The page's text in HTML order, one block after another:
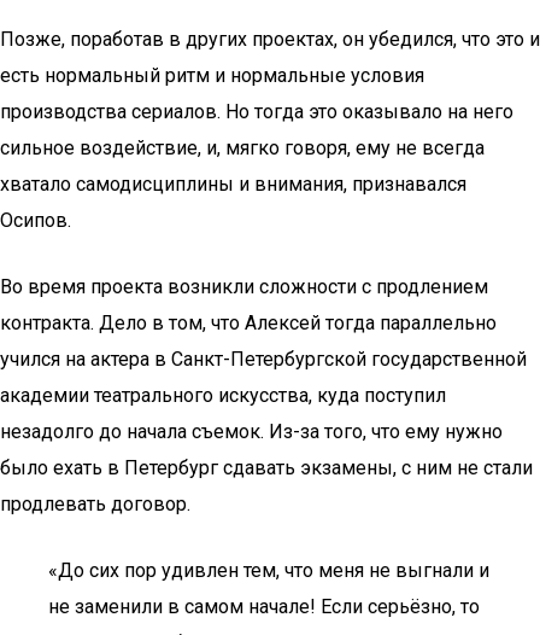
Позже, поработав в других проектах, он убедился, что это и
есть нормальный ритм и нормальные условия
производства сериалов. Но тогда это оказывало на него
сильное воздействие, и, мягко говоря, ему не всегда
хватало самодисциплины и внимания, признавался
Осипов.
Во время проекта возникли сложности с продлением
контракта. Дело в том, что Алексей тогда параллельно
учился на актера в Санкт-Петербургской государственной
академии театрального искусства, куда поступил
незадолго до начала съемок. Из-за того, что ему нужно
было ехать в Петербург сдавать экзамены, с ним не стали
продлевать договор.
«До сих пор удивлен тем, что меня не выгнали и
не заменили в самом начале! Если серьёзно, то